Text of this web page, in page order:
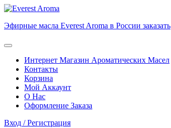
Перейти
содержимому
к
Эфирные масла Everest Aroma в России заказать
Кнопка
ОткрытьИнтернет Магазин Ароматических Масел
Контакты
Корзина
Мой Аккаунт
О Нас
Оформление Заказа
Кнопка
Вход / РегистрацияВход